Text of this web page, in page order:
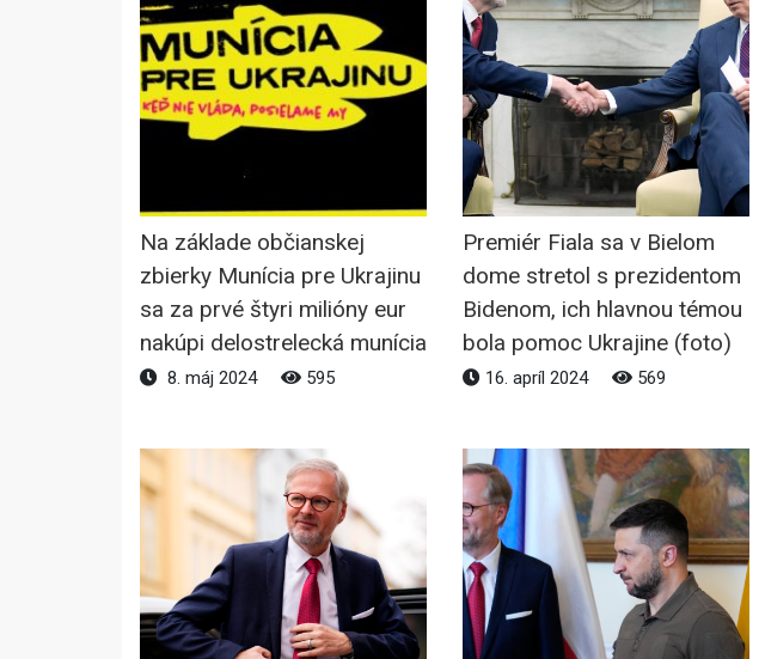
Na základe občianskej
zbierky Munícia pre Ukrajinu
sa za prvé štyri milióny eur
nakúpi delostrelecká munícia
8. máj 2024 595
Premiér Fiala sa v Bielom
dome stretol s prezidentom
Bidenom, ich hlavnou témou
bola pomoc Ukrajine (foto)
16. apríl 2024 569